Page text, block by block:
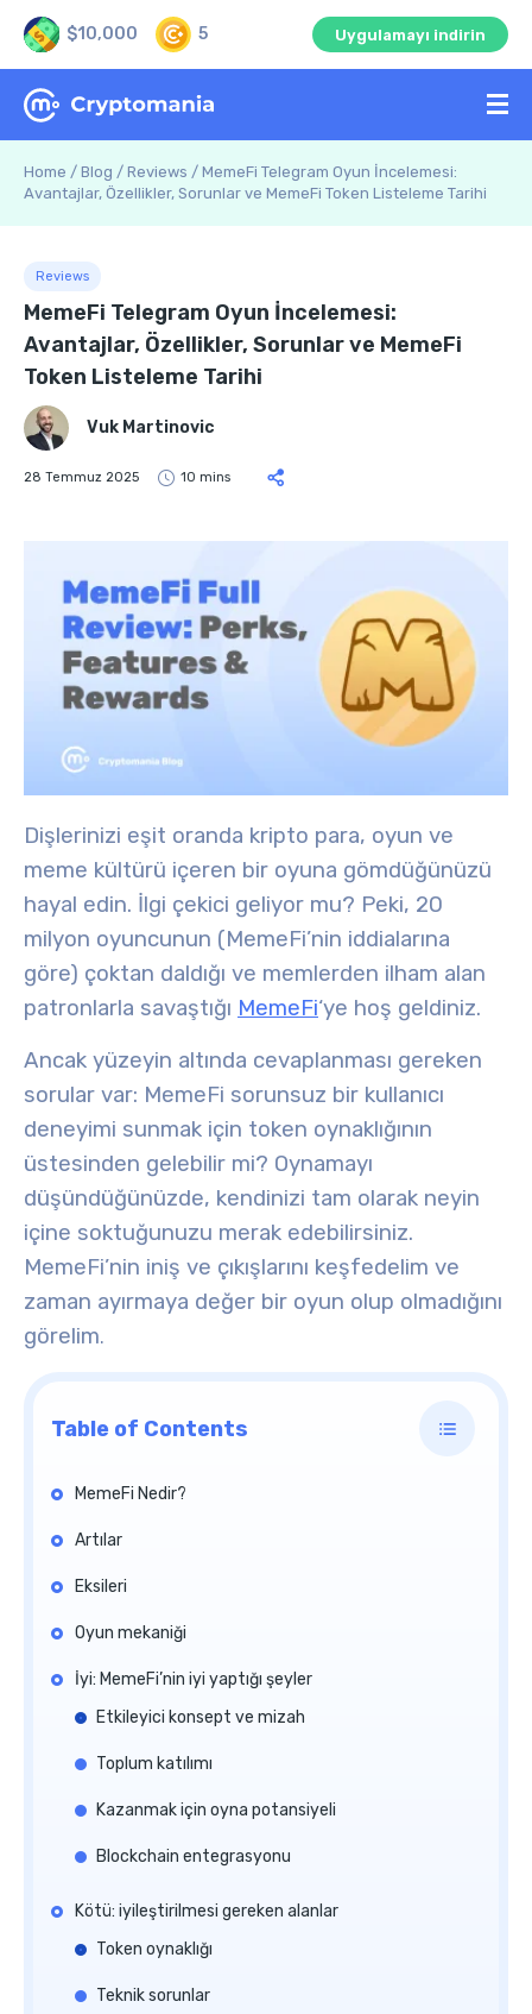
$10,000 5 Uygulamayı indirin
Home / Blog / Reviews / MemeFi Telegram Oyun İncelemesi:
Avantajlar, Özellikler, Sorunlar ve MemeFi Token Listeleme Tarihi
Reviews
MemeFi Telegram Oyun İncelemesi:
Avantajlar, Özellikler, Sorunlar ve MemeFi
Token Listeleme Tarihi
Vuk Martinovic
28 Temmuz 2025 10 mins
Dişlerinizi eşit oranda kripto para, oyun ve
meme kültürü içeren bir oyuna gömdüğünüzü
hayal edin. İlgi çekici geliyor mu? Peki, 20
milyon oyuncunun (MemeFi’nin iddialarına
göre) çoktan daldığı ve memlerden ilham alan
patronlarla savaştığı MemeFi‘ye hoş geldiniz.
Ancak yüzeyin altında cevaplanması gereken
sorular var: MemeFi sorunsuz bir kullanıcı
deneyimi sunmak için token oynaklığının
üstesinden gelebilir mi? Oynamayı
düşündüğünüzde, kendinizi tam olarak neyin
içine soktuğunuzu merak edebilirsiniz.
MemeFi’nin iniş ve çıkışlarını keşfedelim ve
zaman ayırmaya değer bir oyun olup olmadığını
görelim.
Table of Contents
MemeFi Nedir?
Artılar
Eksileri
Oyun mekaniği
İyi: MemeFi’nin iyi yaptığı şeyler
Etkileyici konsept ve mizah
Toplum katılımı
Kazanmak için oyna potansiyeli
Blockchain entegrasyonu
Kötü: iyileştirilmesi gereken alanlar
Token oynaklığı
Teknik sorunlar